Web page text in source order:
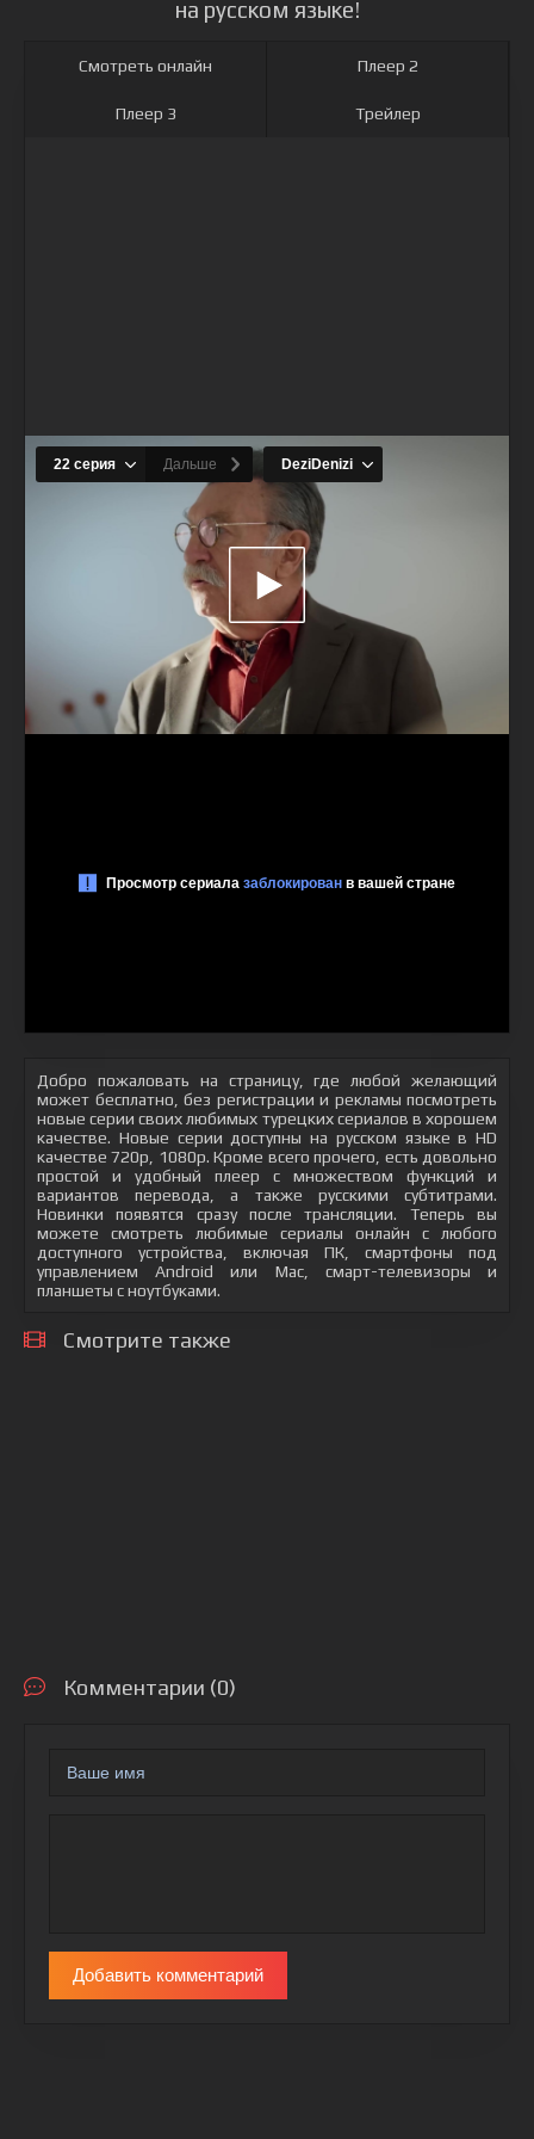
на русском языке!
Смотреть онлайн Плеер 2
Плеер 3 Трейлер
Добро пожаловать на страницу, где любой желающий
может бесплатно, без регистрации и рекламы посмотреть
новые серии своих любимых турецких сериалов в хорошем
качестве. Новые серии доступны на русском языке в HD
качестве 720p, 1080p. Кроме всего прочего, есть довольно
простой и удобный плеер с множеством функций и
вариантов перевода, а также русскими субтитрами.
Новинки появятся сразу после трансляции. Теперь вы
можете смотреть любимые сериалы онлайн с любого
доступного устройства, включая ПК, смартфоны под
управлением Android или Mac, смарт-телевизоры и
планшеты с ноутбуками.
Смотрите также
Комментарии (0)
Добавить комментарий